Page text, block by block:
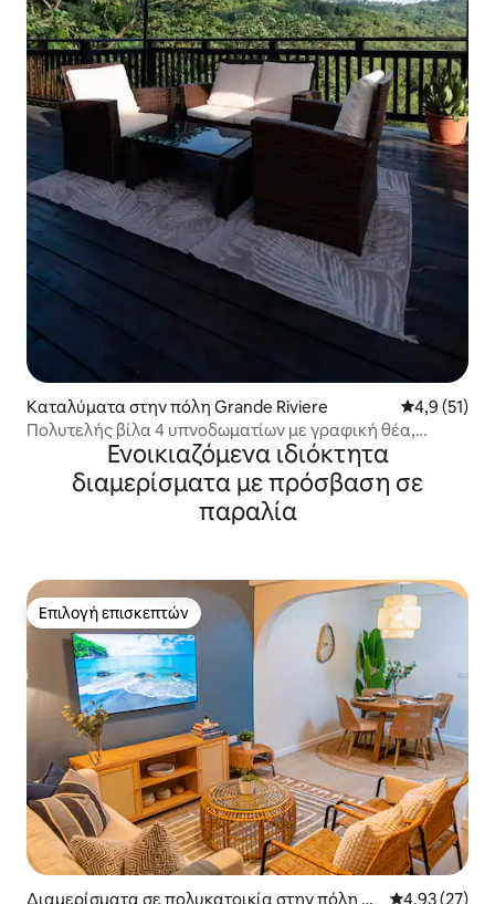
Καταλύματα στην πόλη Grande Riviere Μέση
4,9 (51)
Πολυτελής βίλα 4 υπνοδωματίων με γραφική θέα,
πισίνα και τζακούζιΕνοικιαζόμενα ιδιόκτητα
διαμερίσματα με πρόσβαση σε
παραλία
Επιλογή επισκεπτών
Επιλογή επισκεπτών
Διαμερίσματα σε πολυκατοικία στην πόλη Ro
Μέση
4,93 (27)